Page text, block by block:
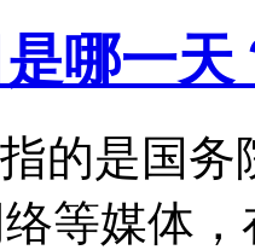
哪一天
的是国
等媒体